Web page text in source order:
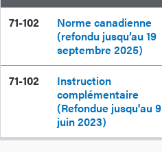
71-102
Norme canadienne
(refondu jusqu’au 19
septembre 2025)
71-102
Instruction
complémentaire
(Refondue jusqu'au 9
juin 2023)